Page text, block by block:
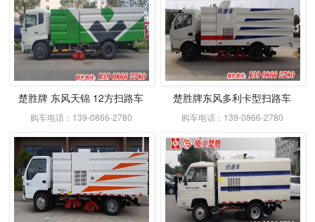
楚胜牌 东风天锦 12方扫路车
购车电话：139-0866-2780
楚胜牌东风多利卡型扫路车
购车电话：139-0866-2780